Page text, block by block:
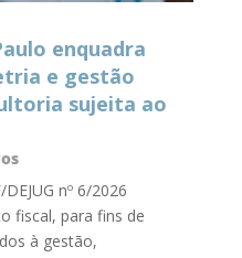
enquadra
e gestão
sujeita ao
nº 6/2026
fiscal, para fins de
à gestão,